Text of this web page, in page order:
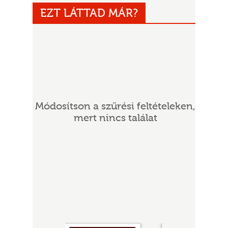
EZT LÁTTAD MÁR?
Módosítson a szűrési feltételeken,
mert nincs találat